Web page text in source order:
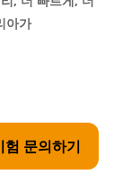
아가
문의하기